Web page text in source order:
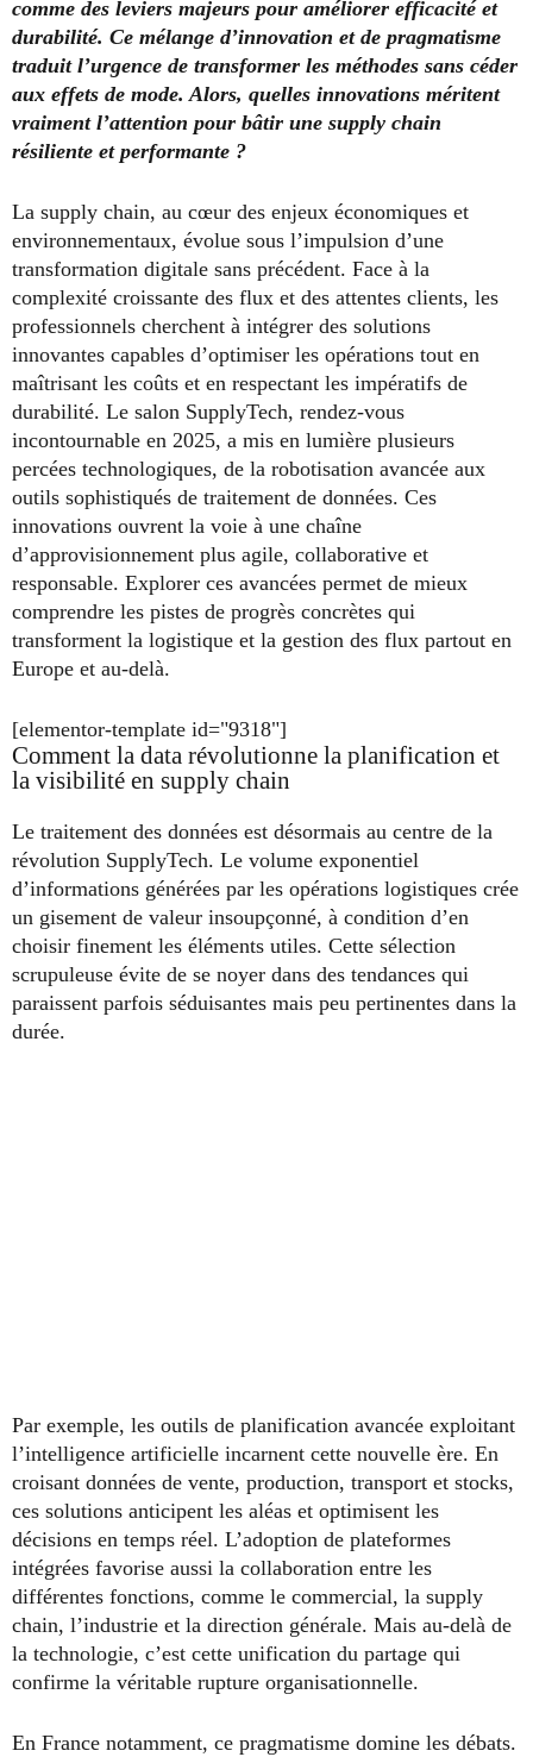
comme des leviers majeurs pour améliorer efficacité et
durabilité. Ce mélange d’innovation et de pragmatisme
traduit l’urgence de transformer les méthodes sans céder
aux effets de mode. Alors, quelles innovations méritent
vraiment l’attention pour bâtir une supply chain
résiliente et performante ?
La supply chain, au cœur des enjeux économiques et
environnementaux, évolue sous l’impulsion d’une
transformation digitale sans précédent. Face à la
complexité croissante des flux et des attentes clients, les
professionnels cherchent à intégrer des solutions
innovantes capables d’optimiser les opérations tout en
maîtrisant les coûts et en respectant les impératifs de
durabilité. Le salon SupplyTech, rendez-vous
incontournable en 2025, a mis en lumière plusieurs
percées technologiques, de la robotisation avancée aux
outils sophistiqués de traitement de données. Ces
innovations ouvrent la voie à une chaîne
d’approvisionnement plus agile, collaborative et
responsable. Explorer ces avancées permet de mieux
comprendre les pistes de progrès concrètes qui
transforment la logistique et la gestion des flux partout en
Europe et au-delà.
[elementor-template id="9318"]
Comment la data révolutionne la planification et
la visibilité en supply chain
Le traitement des données est désormais au centre de la
révolution SupplyTech. Le volume exponentiel
d’informations générées par les opérations logistiques crée
un gisement de valeur insoupçonné, à condition d’en
choisir finement les éléments utiles. Cette sélection
scrupuleuse évite de se noyer dans des tendances qui
paraissent parfois séduisantes mais peu pertinentes dans la
durée.
Par exemple, les outils de planification avancée exploitant
l’intelligence artificielle incarnent cette nouvelle ère. En
croisant données de vente, production, transport et stocks,
ces solutions anticipent les aléas et optimisent les
décisions en temps réel. L’adoption de plateformes
intégrées favorise aussi la collaboration entre les
différentes fonctions, comme le commercial, la supply
chain, l’industrie et la direction générale. Mais au-delà de
la technologie, c’est cette unification du partage qui
confirme la véritable rupture organisationnelle.
En France notamment, ce pragmatisme domine les débats.